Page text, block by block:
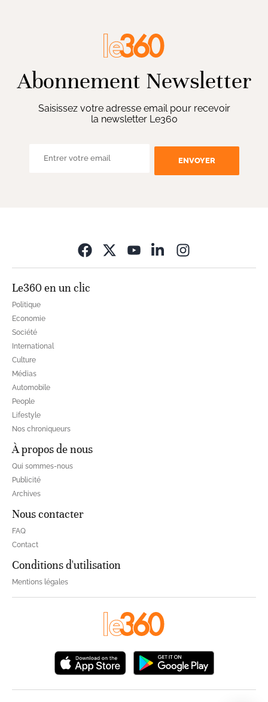
Abonnement Newsletter
Saisissez votre adresse email pour recevoir
la newsletter Le360
ENVOYER
Le360 en un clic
Politique
Economie
Société
International
Culture
Médias
Automobile
People
Lifestyle
Nos chroniqueurs
À propos de nous
Qui sommes-nous
Publicité
Archives
Nous contacter
FAQ
Contact
Conditions d'utilisation
Mentions légales